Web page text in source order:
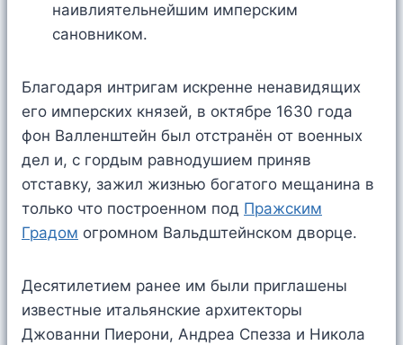
наивлиятельнейшим имперским
сановником.
Благодаря интригам искренне ненавидящих
его имперских князей, в октябре 1630 года
фон Валленштейн был отстранён от военных
дел и, с гордым равнодушием приняв
отставку, зажил жизнью богатого мещанина в
только что построенном под Пражским
Градом огромном Вальдштейнском дворце.
Десятилетием ранее им были приглашены
известные итальянские архитекторы
Джованни Пиерони, Андреа Спезза и Никола